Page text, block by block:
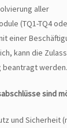
aller
(TQ1-TQ4
einer
kann die
beantragt werden.
sind
und Sicherheit